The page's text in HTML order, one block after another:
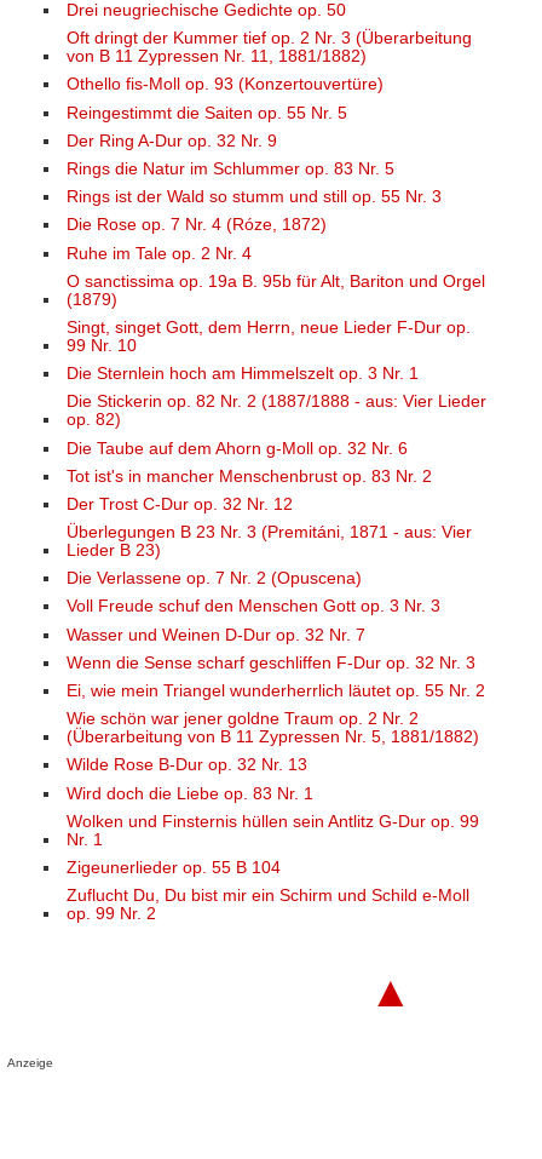
Drei neugriechische Gedichte op. 50
Oft dringt der Kummer tief op. 2 Nr. 3 (Überarbeitung
von B 11 Zypressen Nr. 11, 1881/1882)
Othello fis-Moll op. 93 (Konzertouvertüre)
Reingestimmt die Saiten op. 55 Nr. 5
Der Ring A-Dur op. 32 Nr. 9
Rings die Natur im Schlummer op. 83 Nr. 5
Rings ist der Wald so stumm und still op. 55 Nr. 3
Die Rose op. 7 Nr. 4 (Róze, 1872)
Ruhe im Tale op. 2 Nr. 4
O sanctissima op. 19a B. 95b für Alt, Bariton und Orgel
(1879)
Singt, singet Gott, dem Herrn, neue Lieder F-Dur op.
99 Nr. 10
Die Sternlein hoch am Himmelszelt op. 3 Nr. 1
Die Stickerin op. 82 Nr. 2 (1887/1888 - aus: Vier Lieder
op. 82)
Die Taube auf dem Ahorn g-Moll op. 32 Nr. 6
Tot ist's in mancher Menschenbrust op. 83 Nr. 2
Der Trost C-Dur op. 32 Nr. 12
Überlegungen B 23 Nr. 3 (Premitáni, 1871 - aus: Vier
Lieder B 23)
Die Verlassene op. 7 Nr. 2 (Opuscena)
Voll Freude schuf den Menschen Gott op. 3 Nr. 3
Wasser und Weinen D-Dur op. 32 Nr. 7
Wenn die Sense scharf geschliffen F-Dur op. 32 Nr. 3
Ei, wie mein Triangel wunderherrlich läutet op. 55 Nr. 2
Wie schön war jener goldne Traum op. 2 Nr. 2
(Überarbeitung von B 11 Zypressen Nr. 5, 1881/1882)
Wilde Rose B-Dur op. 32 Nr. 13
Wird doch die Liebe op. 83 Nr. 1
Wolken und Finsternis hüllen sein Antlitz G-Dur op. 99
Nr. 1
Zigeunerlieder op. 55 B 104
Zuflucht Du, Du bist mir ein Schirm und Schild e-Moll
op. 99 Nr. 2
▲
Anzeige